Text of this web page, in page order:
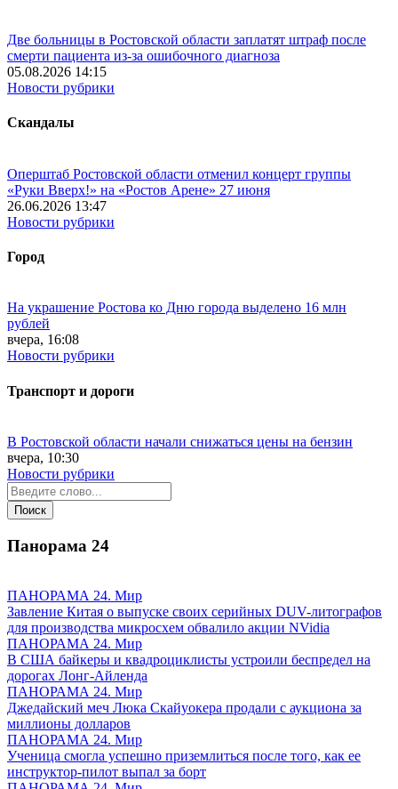
Две больницы в Ростовской области заплатят штраф после
смерти пациента из-за ошибочного диагноза
05.08.2026 14:15
Новости рубрики
Скандалы
Оперштаб Ростовской области отменил концерт группы
«Руки Вверх!» на «Ростов Арене» 27 июня
26.06.2026 13:47
Новости рубрики
Город
На украшение Ростова ко Дню города выделено 16 млн
рублей
вчера, 16:08
Новости рубрики
Транспорт и дороги
В Ростовской области начали снижаться цены на бензин
вчера, 10:30
Новости рубрики
Панорама 24
ПАНОРАМА 24. Мир
Завление Китая о выпуске своих серийных DUV-литографов
для производства микросхем обвалило акции NVidia
ПАНОРАМА 24. Мир
В США байкеры и квадроциклисты устроили беспредел на
дорогах Лонг-Айленда
ПАНОРАМА 24. Мир
Джедайский меч Люка Скайуокера продали с аукциона за
миллионы долларов
ПАНОРАМА 24. Мир
Ученица смогла успешно приземлиться после того, как ее
инструктор-пилот выпал за борт